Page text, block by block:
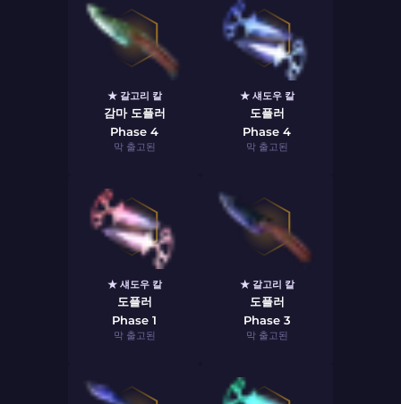
★ 갈고리 칼
감마 도플러
Phase 4
막 출고된
★ 섀도우 칼
도플러
Phase 4
막 출고된
★ 섀도우 칼
도플러
Phase 1
막 출고된
★ 갈고리 칼
도플러
Phase 3
막 출고된